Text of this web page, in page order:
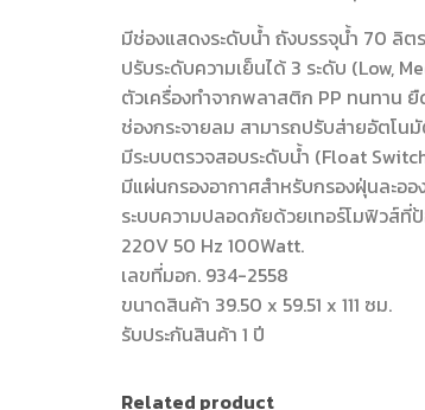
มีช่องแสดงระดับน้ำ ถังบรรจุน้ำ 70 ลิตร
ปรับระดับความเย็นได้ 3 ระดับ (Low,
ตัวเครื่องทำจากพลาสติก PP ทนทาน
ช่องกระจายลม สามารถปรับส่ายอัตโน
มีระบบตรวจสอบระดับน้ำ (Float
มีแผ่นกรองอากาศสำหรับกรองฝุ่นละอ
ระบบความปลอดภัยด้วยเทอร์โมฟิวส์ที่
220V 50 Hz 100Watt.
เลขที่มอก. 934-2558
ขนาดสินค้า 39.50 x 59.51 x 111 ซม.
รับประกันสินค้า 1 ปี
Related product